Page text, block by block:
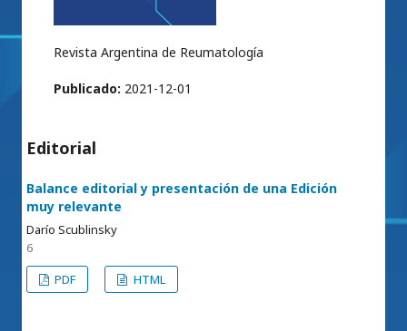
Revista Argentina de Reumatología
Publicado: 2021-12-01
Editorial
Balance editorial y presentación de una Edición
muy relevante
Darío Scublinsky
6
PDF
HTML